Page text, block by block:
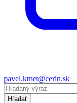
pavel.kmet@cerin.sk
Hľadať